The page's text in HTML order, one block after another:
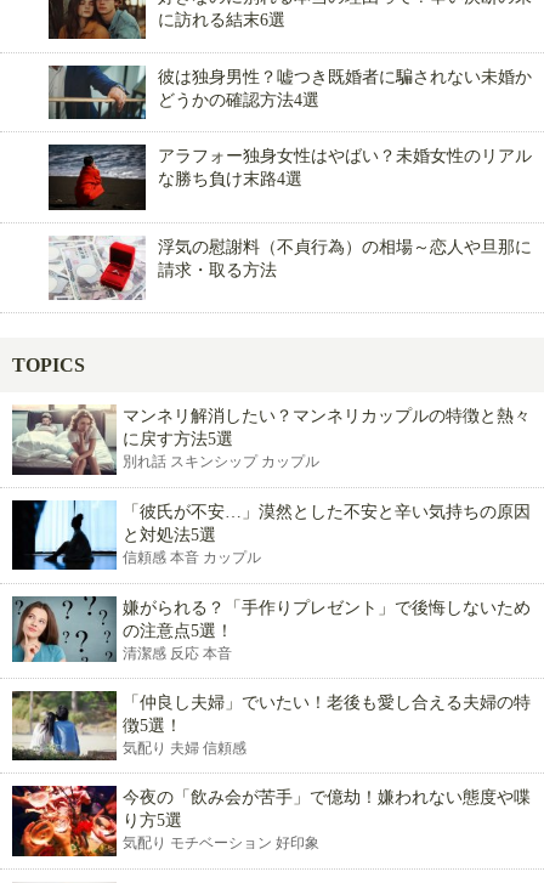
に訪れる結末6選
彼は独身男性？嘘つき既婚者に騙されない未婚か
どうかの確認方法4選
アラフォー独身女性はやばい？未婚女性のリアル
な勝ち負け末路4選
浮気の慰謝料（不貞行為）の相場～恋人や旦那に
請求・取る方法
TOPICS
マンネリ解消したい？マンネリカップルの特徴と熱々
に戻す方法5選
別れ話 スキンシップ カップル
「彼氏が不安…」漠然とした不安と辛い気持ちの原因
と対処法5選
信頼感 本音 カップル
嫌がられる？「手作りプレゼント」で後悔しないため
の注意点5選！
清潔感 反応 本音
「仲良し夫婦」でいたい！老後も愛し合える夫婦の特
徴5選！
気配り 夫婦 信頼感
今夜の「飲み会が苦手」で億劫！嫌われない態度や喋
り方5選
気配り モチベーション 好印象